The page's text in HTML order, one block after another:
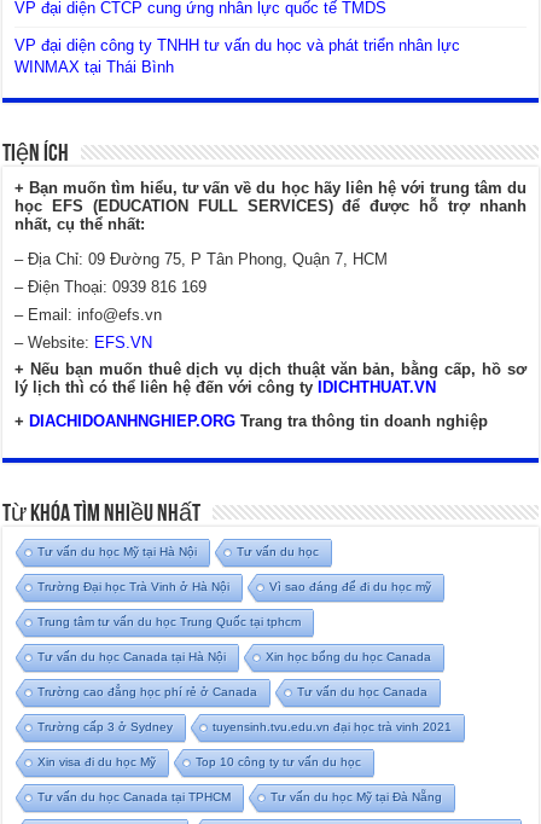
VP đại diện CTCP cung ứng nhân lực quốc tế TMDS
VP đại diện công ty TNHH tư vấn du học và phát triển nhân lực
WINMAX tại Thái Bình
Tiện Ích
+ Bạn muốn tìm hiểu, tư vấn về du học hãy liên hệ với trung tâm du
học EFS (EDUCATION FULL SERVICES) để được hỗ trợ nhanh
nhất, cụ thể nhất:
– Địa Chỉ: 09 Đường 75, P Tân Phong, Quận 7, HCM
– Điện Thoại: 0939 816 169
– Email:info@efs.vn
– Website: EFS.VN
+ Nếu bạn muốn thuê dịch vụ dịch thuật văn bản, bằng cấp, hồ sơ
lý lịch thì có thể liên hệ đến với công ty
IDICHTHUAT.VN
+ DIACHIDOANHNGHIEP.ORG Trang tra thông tin doanh nghiệp
Từ Khóa Tìm Nhiều Nhất
Tư vấn du học Mỹ tại Hà Nội Tư vấn du học
Trường Đại học Trà Vinh ở Hà Nội Vì sao đáng để đi du học mỹ
Trung tâm tư vấn du học Trung Quốc tại tphcm
Tư vấn du học Canada tại Hà Nội Xin học bổng du học Canada
Trường cao đẳng học phí rẻ ở Canada Tư vấn du học Canada
Trường cấp 3 ở Sydney tuyensinh.tvu.edu.vn đại học trà vinh 2021
Xin visa đi du học Mỹ Top 10 công ty tư vấn du học
Tư vấn du học Canada tại TPHCM Tư vấn du học Mỹ tại Đà Nẵng